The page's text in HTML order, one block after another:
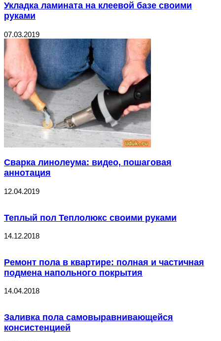
Укладка ламината на клеевой базе своими
руками
07.03.2019
Сварка линолеума: видео, пошаговая
аннотация
12.04.2019
Теплый пол Теплолюкс своими руками
14.12.2018
Ремонт пола в квартире: полная и частичная
подмена напольного покрытия
14.04.2018
Заливка пола самовыравнивающейся
консистенцией